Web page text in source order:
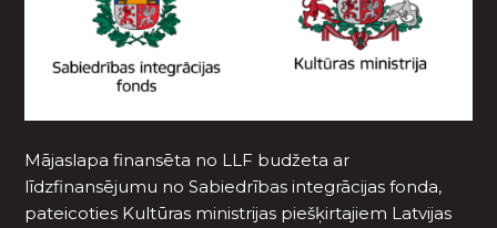
Mājaslapa finansēta no LLF budžeta ar
līdzfinansējumu no Sabiedrības integrācijas fonda,
pateicoties Kultūras ministrijas piešķirtajiem Latvijas